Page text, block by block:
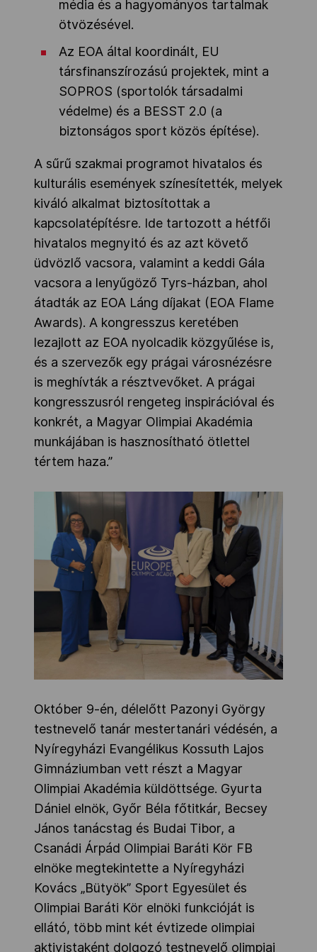
média és a hagyományos tartalmak
ötvözésével.
Az EOA által koordinált, EU
társfinanszírozású projektek, mint a
SOPROS (sportolók társadalmi
védelme) és a BESST 2.0 (a
biztonságos sport közös építése).
A sűrű szakmai programot hivatalos és
kulturális események színesítették, melyek
kiváló alkalmat biztosítottak a
kapcsolatépítésre. Ide tartozott a hétfői
hivatalos megnyitó és az azt követő
üdvözlő vacsora, valamint a keddi Gála
vacsora a lenyűgöző Tyrs-házban, ahol
átadták az EOA Láng díjakat (EOA Flame
Awards). A kongresszus keretében
lezajlott az EOA nyolcadik közgyűlése is,
és a szervezők egy prágai városnézésre
is meghívták a résztvevőket. A prágai
kongresszusról rengeteg inspirációval és
konkrét, a Magyar Olimpiai Akadémia
munkájában is hasznosítható ötlettel
tértem haza.”
Október 9-én, délelőtt Pazonyi György
testnevelő tanár mestertanári védésén, a
Nyíregyházi Evangélikus Kossuth Lajos
Gimnáziumban vett részt a Magyar
Olimpiai Akadémia küldöttsége. Gyurta
Dániel elnök, Győr Béla főtitkár, Becsey
János tanácstag és Budai Tibor, a
Csanádi Árpád Olimpiai Baráti Kör FB
elnöke megtekintette a Nyíregyházi
Kovács „Bütyök” Sport Egyesület és
Olimpiai Baráti Kör elnöki funkcióját is
ellátó, több mint két évtizede olimpiai
aktivistaként dolgozó testnevelő olimpiai